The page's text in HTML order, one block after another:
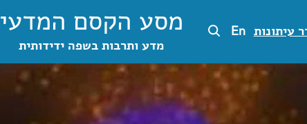
עיתונות En מסע הקסם המדעי
מדע ותרבות בשפה ידידותית